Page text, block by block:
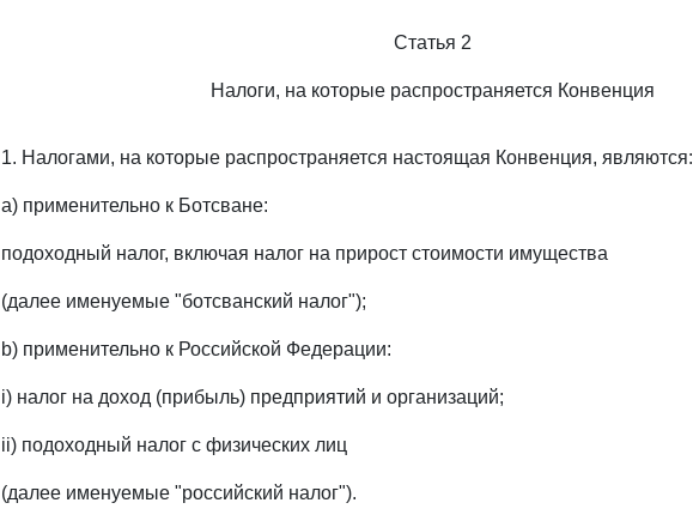
Статья 2
Налоги, на которые распространяется Конвенция
1. Налогами, на которые распространяется настоящая Конвенция, являются:
a) применительно к Ботсване:
подоходный налог, включая налог на прирост стоимости имущества
(далее именуемые "ботсванский налог");
b) применительно к Российской Федерации:
i) налог на доход (прибыль) предприятий и организаций;
ii) подоходный налог с физических лиц
(далее именуемые "российский налог").